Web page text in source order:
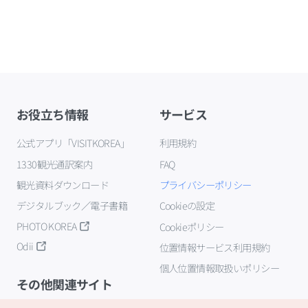
お役立ち情報
公式アプリ「VISITKOREA」
1330観光通訳案内
観光資料ダウンロード
デジタルブック／電子書籍
PHOTO KOREA
Odii
サービス
利用規約
FAQ
プライバシーポリシー
Cookieの設定
Cookieポリシー
位置情報サービス利用規約
個人位置情報取扱いポリシー
その他関連サイト